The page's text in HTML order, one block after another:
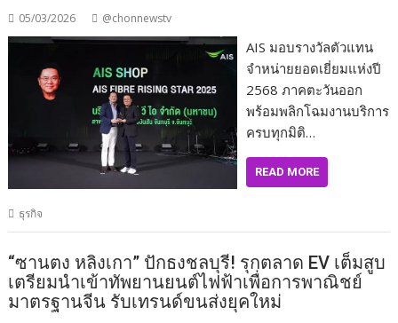
05/03/2026 @chonnewstv
AIS มอบรางวัลตัวแทน
จำหน่ายยอดเยี่ยมแห่งปี
2568 ภาคตะวันออก
พร้อมพลิกโฉมงานบริการ
ครบทุกมิติ…
READ MORE
ธุรกิจ
“ซานตง หลิงเกา” ปักธงชลบุรี! รุกตลาด EV เต็มสูบ
เตรียมนำเข้าทัพยานยนต์ไฟฟ้าเพื่อการพาณิชย์
มาตรฐานจีน รับเทรนด์ขนส่งยุคใหม่